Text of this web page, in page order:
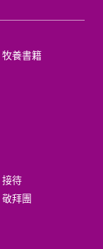
牧養書籍
接待
敬拜團